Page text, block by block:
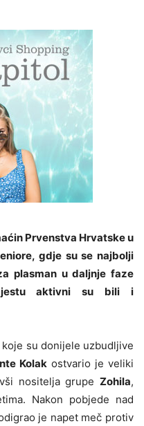
Prvenstva Hrvatske u
gdje su se najbolji
plasman u daljnje faze
aktivni su bili i
su donijele uzbudljive
Kolakostvario je veliki
nositelja grupe Zohila,
Nakon pobjede nad
je napet meč protiv